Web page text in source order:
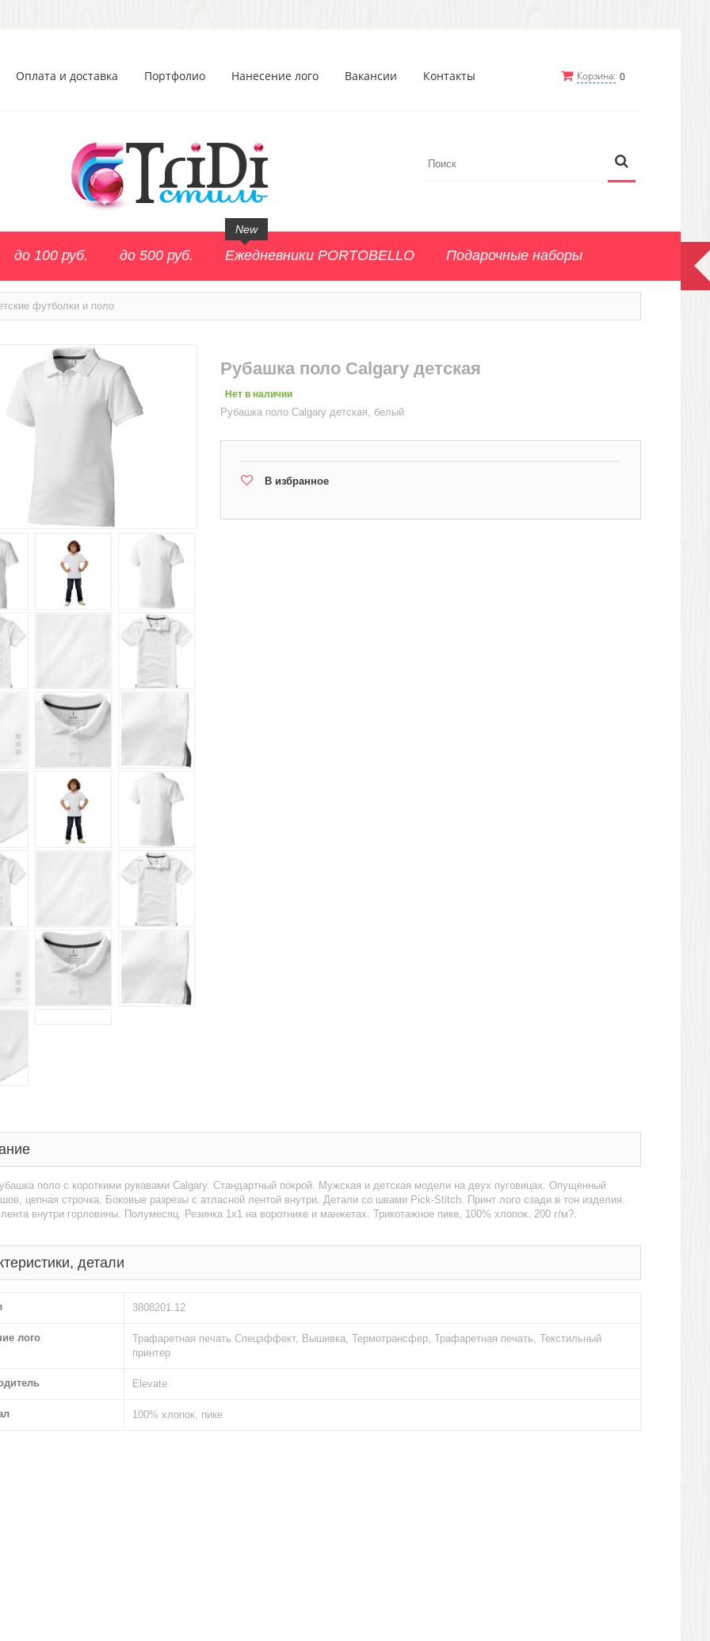
Корзина: 0
Оплата и доставка Портфолио Нанесение лого Вакансии Контакты
до 100 руб. до 500 руб. Ежедневники PORTOBELLO
New
Подарочные наборы
футболки и поло
Рубашка поло Calgary детская
Нет в наличии
Рубашка поло Calgary детская, белый
В избранное
поло с короткими рукавами Calgary. Стандартный покрой. Мужская и детская модели на двух пуговицах. Опущенный
цепная строчка. Боковые разрезы с атласной лентой внутри. Детали со швами Pick-Stitch. Принт лого сзади в тон изделия.
внутри горловины. Полумесяц. Резинка 1х1 на воротнике и манжетах. Трикотажное пике, 100% хлопок. 200 г/м?.
детали
3808201.12
лого
Трафаретная печать Спецэффект, Вышивка, Термотрансфер, Трафаретная печать, Текстильный
принтер
Elevate
100% хлопок, пике